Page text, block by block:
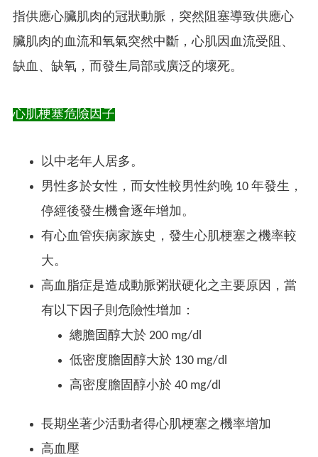
指供應心臟肌肉的冠狀動脈，突然阻塞導致供應心
臟肌肉的血流和氧氣突然中斷，心肌因血流受阻、
缺血、缺氧，而發生局部或廣泛的壞死。
心肌梗塞危險因子
以中老年人居多。
男性多於女性，而女性較男性約晚 10 年發生，
停經後發生機會逐年增加。
有心血管疾病家族史，發生心肌梗塞之機率較
大。
高血脂症是造成動脈粥狀硬化之主要原因，當
有以下因子則危險性增加：
總膽固醇大於 200 mg/dl
低密度膽固醇大於 130 mg/dl
高密度膽固醇小於 40 mg/dl
長期坐著少活動者得心肌梗塞之機率增加
高血壓